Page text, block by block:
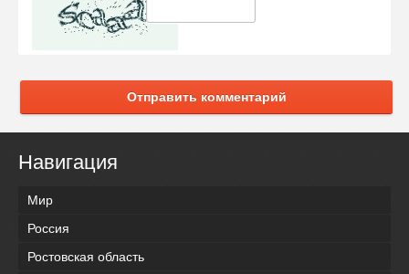
Отправить комментарий
Навигация
Мир
Россия
Ростовская область